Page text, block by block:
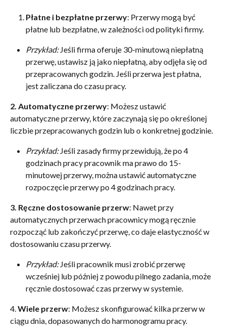
Płatne i bezpłatne przerwy: Przerwy mogą być
płatne lub bezpłatne, w zależności od polityki firmy.
Przykład: Jeśli firma oferuje 30-minutową niepłatną
przerwę, ustawisz ją jako niepłatną, aby odjęła się od
przepracowanych godzin. Jeśli przerwa jest płatna,
jest zaliczana do czasu pracy.
2. Automatyczne przerwy: Możesz ustawić
automatyczne przerwy, które zaczynają się po określonej
liczbie przepracowanych godzin lub o konkretnej godzinie.
Przykład: Jeśli zasady firmy przewidują, że po 4
godzinach pracy pracownik ma prawo do 15-
minutowej przerwy, można ustawić automatyczne
rozpoczęcie przerwy po 4 godzinach pracy.
3. Ręczne dostosowanie przerw: Nawet przy
automatycznych przerwach pracownicy mogą ręcznie
rozpocząć lub zakończyć przerwę, co daje elastyczność w
dostosowaniu czasu przerwy.
Przykład: Jeśli pracownik musi zrobić przerwę
wcześniej lub później z powodu pilnego zadania, może
ręcznie dostosować czas przerwy w systemie.
4. Wiele przerw: Możesz skonfigurować kilka przerw w
ciągu dnia, dopasowanych do harmonogramu pracy.